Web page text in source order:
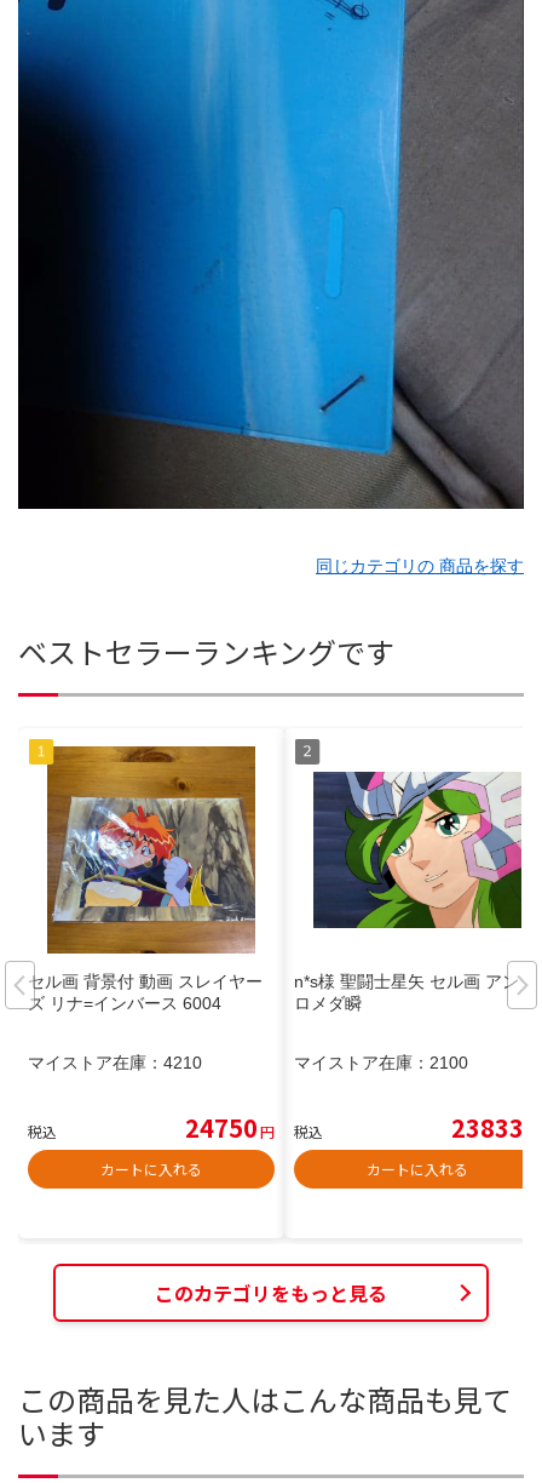
同じカテゴリの 商品を探す
ベストセラーランキングです
セル画 背景付 動画 スレイヤー
ズ リナ=インバース 6004
マイストア在庫： 4210
税込 24750円
カートに入れる
n*s様 聖闘士星矢 セル画 アンド
ロメダ瞬
マイストア在庫： 2100
税込 23833
カートに入れる
このカテゴリをもっと見る
この商品を見た人はこんな商品も見て
います